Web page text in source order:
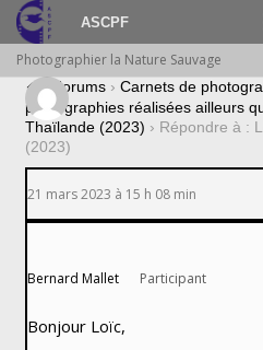
ASCPF
Photographier la Nature Sauvage
› Forums › Carnets de
photographies réalisées ailleurs
Thaïlande (2023) › Répondre à :
(2023)
21 mars 2023 à 15 h 08 min
Bernard Mallet Participant
Bonjour Loïc,